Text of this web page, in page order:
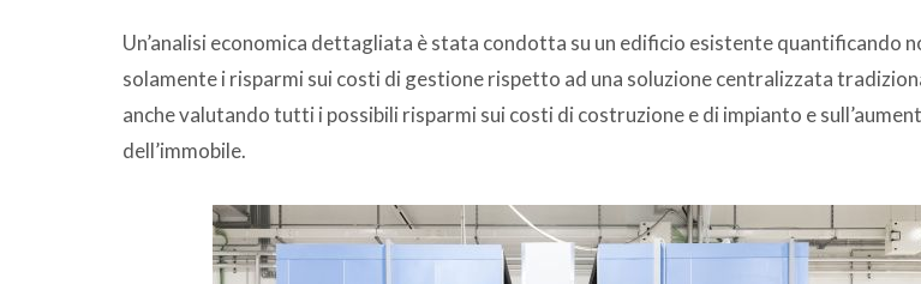
Un’analisi economica dettagliata è stata condotta su un edificio esistente quantificando
solamente i risparmi sui costi di gestione rispetto ad una soluzione centralizzata
anche valutando tutti i possibili risparmi sui costi di costruzione e di impianto e
dell’immobile.